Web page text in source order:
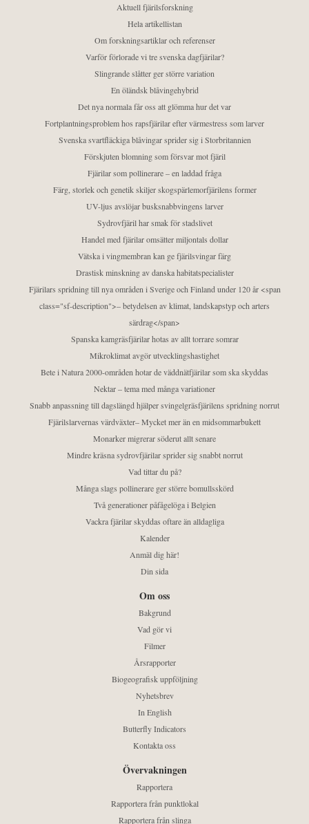
Aktuell fjärilsforskning
Hela artikellistan
Om forskningsartiklar och referenser
Varför förlorade vi tre svenska dagfjärilar?
Slingrande slåtter ger större variation
En öländsk blåvingehybrid
Det nya normala får oss att glömma hur det var
Fortplantningsproblem hos rapsfjärilar efter värmestress som larver
Svenska svartfläckiga blåvingar sprider sig i Storbritannien
Förskjuten blomning som försvar mot fjäril
Fjärilar som pollinerare – en laddad fråga
Färg, storlek och genetik skiljer skogspärlemorfjärilens former
UV-ljus avslöjar busksnabbvingens larver
Sydrovfjäril har smak för stadslivet
Handel med fjärilar omsätter miljontals dollar
Vätska i vingmembran kan ge fjärilsvingar färg
Drastisk minskning av danska habitatspecialister
Fjärilars spridning till nya områden i Sverige och Finland under 120 år <span
class="sf-description">– betydelsen av klimat, landskapstyp och arters
särdrag</span>
Spanska kamgräsfjärilar hotas av allt torrare somrar
Mikroklimat avgör utvecklingshastighet
Bete i Natura 2000-områden hotar de väddnätfjärilar som ska skyddas
Nektar – tema med många variationer
Snabb anpassning till dagslängd hjälper svingelgräsfjärilens spridning norrut
Fjärilslarvernas värdväxter– Mycket mer än en midsommarbukett
Monarker migrerar söderut allt senare
Mindre kräsna sydrovfjärilar sprider sig snabbt norrut
Vad tittar du på?
Många slags pollinerare ger större bomullsskörd
Två generationer påfågelöga i Belgien
Vackra fjärilar skyddas oftare än alldagliga
Kalender
Anmäl dig här!
Din sida
Om oss
Bakgrund
Vad gör vi
Filmer
Årsrapporter
Biogeografisk uppföljning
Nyhetsbrev
In English
Butterfly Indicators
Kontakta oss
Övervakningen
Rapportera
Rapportera från punktlokal
Rapportera från slinga